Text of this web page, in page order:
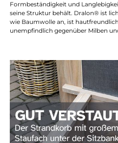
Formbeständigkeit und
seine Struktur behält. Dralon® ist
wie Baumwolle an, ist
unempfindlich gegenüber Milben